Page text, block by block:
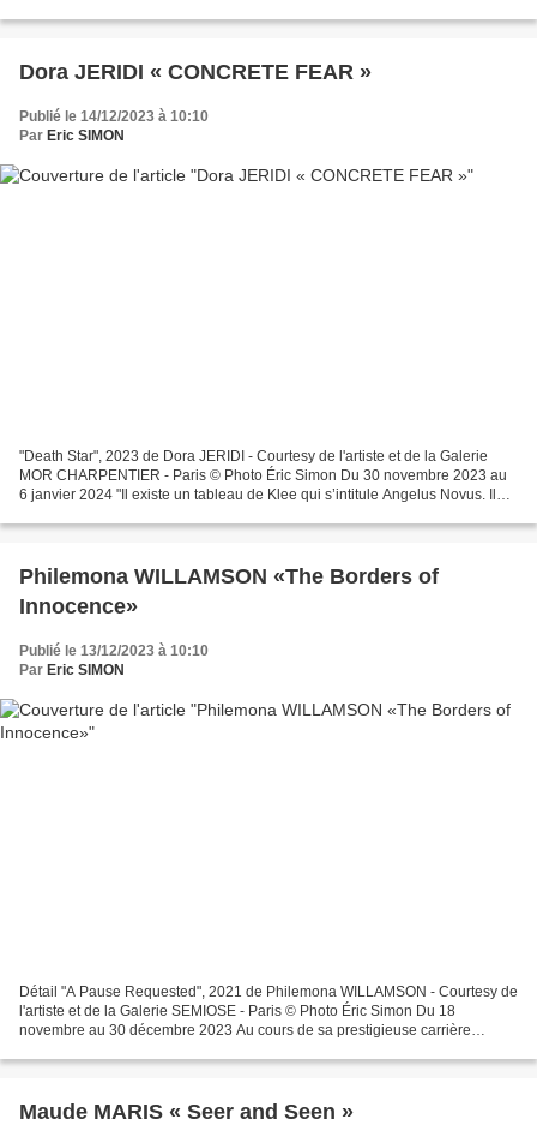
Dora JERIDI « CONCRETE FEAR »
Publié le 14/12/2023 à 10:10
Par Eric SIMON
"Death Star", 2023 de Dora JERIDI - Courtesy de l'artiste et de la Galerie
MOR CHARPENTIER - Paris © Photo Éric Simon Du 30 novembre 2023 au
6 janvier 2024 "Il existe un tableau de Klee qui s’intitule Angelus Novus. Il
Philemona WILLAMSON «The Borders of
Innocence»
Publié le 13/12/2023 à 10:10
Par Eric SIMON
Détail "A Pause Requested", 2021 de Philemona WILLAMSON - Courtesy de
l'artiste et de la Galerie SEMIOSE - Paris © Photo Éric Simon Du 18
novembre au 30 décembre 2023 Au cours de sa prestigieuse carrière
Maude MARIS « Seer and Seen »